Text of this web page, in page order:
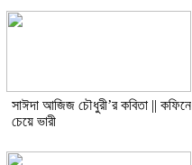
সাঈদা আজিজ চৌধুরী’র কবিতা || কফিনে
চেয়ে ভারী